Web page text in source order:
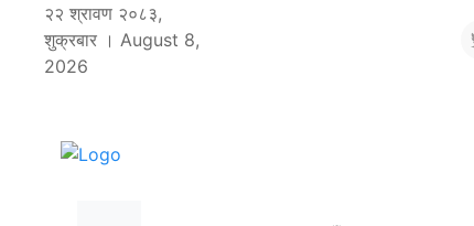
२२ श्रावण २०८३,
शुक्रबार । August 8,
2026